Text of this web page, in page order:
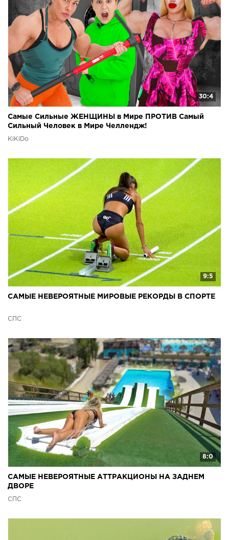
30:4
Самые Сильные ЖЕНЩИНЫ в Мире ПРОТИВ Самый
Сильный Человек в Мире Челлендж!
KiKiDo
9:5
САМЫЕ НЕВЕРОЯТНЫЕ МИРОВЫЕ РЕКОРДЫ В СПОРТЕ
СПС
8:0
САМЫЕ НЕВЕРОЯТНЫЕ АТТРАКЦИОНЫ НА ЗАДНЕМ
ДВОРЕ
СПС